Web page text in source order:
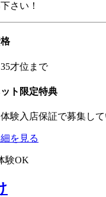
さい！
才位まで
ト限定特典
験入店保証で募集して
を見る
験OK